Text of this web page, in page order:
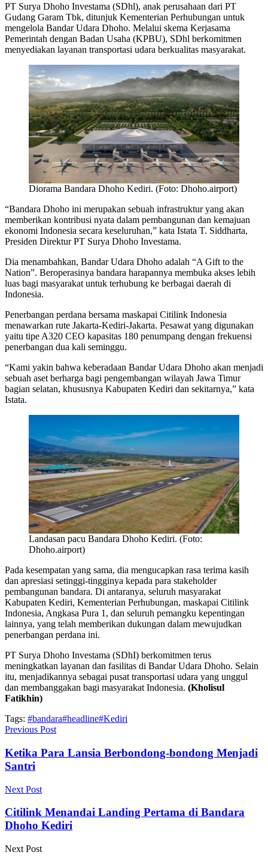
PT Surya Dhoho Investama (SDhl), anak perusahaan dari PT
Gudang Garam Tbk, ditunjuk Kementerian Perhubungan untuk
mengelola Bandar Udara Dhoho. Melalui skema Kerjasama
Pemerintah dengan Badan Usaha (KPBU), SDhl berkomitmen
menyediakan layanan transportasi udara berkualitas masyarakat.
Diorama Bandara Dhoho Kediri. (Foto: Dhoho.airport)
“Bandara Dhoho ini merupakan sebuah infrastruktur yang akan
memberikan kontribusi nyata dalam pembangunan dan kemajuan
ekonomi Indonesia secara keseluruhan,” kata Istata T. Siddharta,
Presiden Direktur PT Surya Dhoho Investama.
Dia menambahkan, Bandar Udara Dhoho adalah “A Gift to the
Nation”. Beroperasinya bandara harapannya membuka akses lebih
luas bagi masyarakat untuk terhubung ke berbagai daerah di
Indonesia.
Penerbangan perdana bersama maskapai Citilink Indonesia
menawarkan rute Jakarta-Kediri-Jakarta. Pesawat yang digunakan
yaitu tipe A320 CEO kapasitas 180 penumpang dengan frekuensi
penerbangan dua kali seminggu.
“Kami yakin bahwa keberadaan Bandar Udara Dhoho akan menjadi
sebuah aset berharga bagi pengembangan wilayah Jawa Timur
bagian selatan, khususnya Kabupaten Kediri dan sekitarnya,” kata
Istata.
Landasan pacu Bandara Dhoho Kediri. (Foto:
Dhoho.airport)
Pada kesempatan yang sama, dia mengucapkan rasa terima kasih
dan apresiasi setinggi-tingginya kepada para stakeholder
pembangunan bandara. Di antaranya, seluruh masyarakat
Kabupaten Kediri, Kementerian Perhubungan, maskapai Citilink
Indonesia, Angkasa Pura 1, dan seluruh pemangku kepentingan
lainnya, yang telah memberikan dukungan dalam mewujudkan
penerbangan perdana ini.
PT Surya Dhoho Investama (SDhI) berkomitmen terus
meningkatkan layanan dan fasilitas di Bandar Udara Dhoho. Selain
itu, menjadikannya sebagai pusat transportasi udara yang unggul
dan membanggakan bagi masyarakat Indonesia. (Kholisul
Fatikhin)
Tags: #bandara#headline#Kediri
Previous Post
Ketika Para Lansia Berbondong-bondong Menjadi
Santri
Next Post
Citilink Menandai Landing Pertama di Bandara
Dhoho Kediri
Next Post